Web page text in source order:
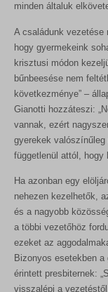
minden általuk
A családunk vezetése
hogy gyermekeink
krisztusi módon
bűnbeesése nem
következménye” –
Gianotti hozzáteszi:
vannak, ezért
gyerekek
függetlenül attól, hogy
Ha azonban egy
nehezen kezelhetők,
és a nagyobb
a többi vezetőhöz
ezeket az
Bizonyos esetekben
érintett presbiternek:
visszalépj a